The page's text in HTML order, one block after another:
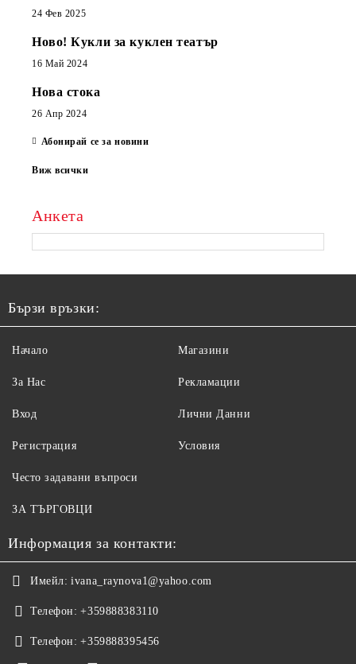
24 Фев 2025
Ново! Кукли за куклен театър
16 Май 2024
Нова стока
26 Апр 2024
Абонирай се за новини
Виж всички
Анкета
Бързи връзки:
Начало
За Нас
Вход
Регистрация
Магазини
Рекламации
Лични Данни
Условия
Често задавани въпроси
ЗА ТЪРГОВЦИ
Информация за контакти:
Имейл: ivana_raynova1@yahoo.com
Телефон: +359888383110
Телефон: +359888395456